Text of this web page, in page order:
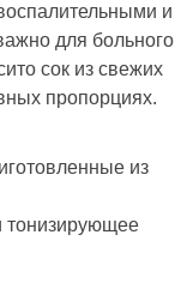
и
для больного
сок из свежих
пропорциях.
из
тонизирующее